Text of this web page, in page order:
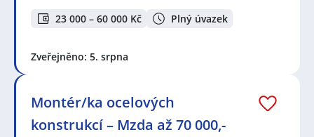
23 000 – 60 000 Kč Plný úvazek
Zveřejněno: 5. srpna
Montér/ka ocelových
konstrukcí – Mzda až 70 000,-